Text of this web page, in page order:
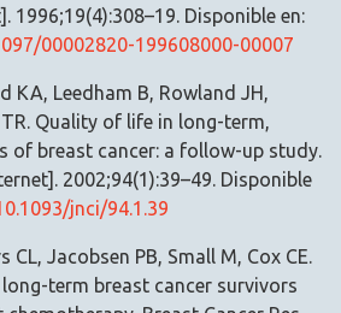
1996;19(4):308–19. Disponible en:
00002820-199608000-00007
KA, Leedham B, Rowland JH,
Quality of life in long-term,
of breast cancer: a follow-up study.
2002;94(1):39–49. Disponible
jnci/94.1.39
CL, Jacobsen PB, Small M, Cox CE.
term breast cancer survivors